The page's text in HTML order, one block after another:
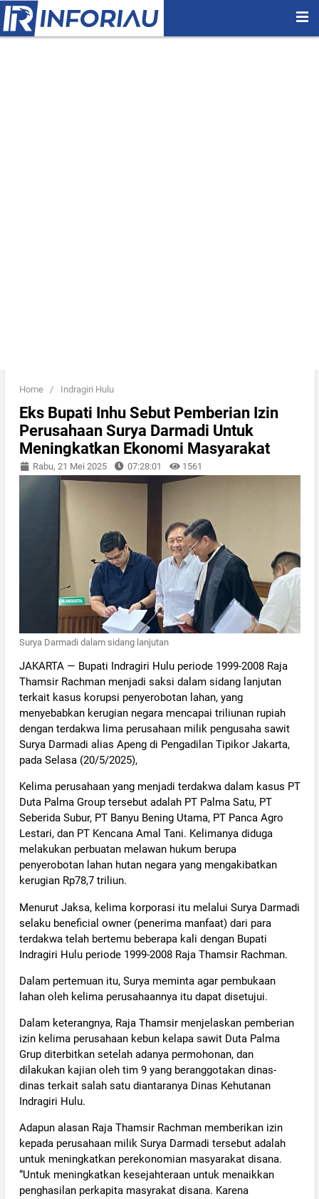
Home / Indragiri Hulu
Eks Bupati Inhu Sebut Pemberian Izin
Perusahaan Surya Darmadi Untuk
Meningkatkan Ekonomi Masyarakat
Rabu, 21 Mei 2025 07:28:01 1561
Surya Darmadi dalam sidang lanjutan
JAKARTA — Bupati Indragiri Hulu periode 1999-2008 Raja
Thamsir Rachman menjadi saksi dalam sidang lanjutan
terkait kasus korupsi penyerobotan lahan, yang
menyebabkan kerugian negara mencapai triliunan rupiah
dengan terdakwa lima perusahaan milik pengusaha sawit
Surya Darmadi alias Apeng di Pengadilan Tipikor Jakarta,
pada Selasa (20/5/2025),
Kelima perusahaan yang menjadi terdakwa dalam kasus PT
Duta Palma Group tersebut adalah PT Palma Satu, PT
Seberida Subur, PT Banyu Bening Utama, PT Panca Agro
Lestari, dan PT Kencana Amal Tani. Kelimanya diduga
melakukan perbuatan melawan hukum berupa
penyerobotan lahan hutan negara yang mengakibatkan
kerugian Rp78,7 triliun.
Menurut Jaksa, kelima korporasi itu melalui Surya Darmadi
selaku beneficial owner (penerima manfaat) dari para
terdakwa telah bertemu beberapa kali dengan Bupati
Indragiri Hulu periode 1999-2008 Raja Thamsir Rachman.
Dalam pertemuan itu, Surya meminta agar pembukaan
lahan oleh kelima perusahaannya itu dapat disetujui.
Dalam keterangnya, Raja Thamsir menjelaskan pemberian
izin kelima perusahaan kebun kelapa sawit Duta Palma
Grup diterbitkan setelah adanya permohonan, dan
dilakukan kajian oleh tim 9 yang beranggotakan dinas-
dinas terkait salah satu diantaranya Dinas Kehutanan
Indragiri Hulu.
Adapun alasan Raja Thamsir Rachman memberikan izin
kepada perusahaan milik Surya Darmadi tersebut adalah
untuk meningkatkan perekonomian masyarakat disana.
“Untuk meningkatkan kesejahteraan untuk menaikkan
penghasilan perkapita masyrakat disana. Karena